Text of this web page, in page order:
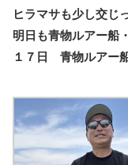
ヒラマサも少し交じ
明日も青物ルアー船
１７日 青物ルアー